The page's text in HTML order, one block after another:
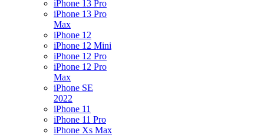
iPhone 13 Pro
iPhone 13 Pro
Max
iPhone 12
iPhone 12 Mini
iPhone 12 Pro
iPhone 12 Pro
Max
iPhone SE
2022
iPhone 11
iPhone 11 Pro
iPhone Xs Max